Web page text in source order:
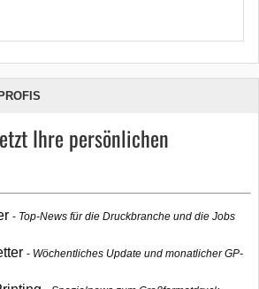
Ihre persönlichen
Top-News für die Druckbranche und die Jobs
Wöchentliches Update und monatlicher GP-